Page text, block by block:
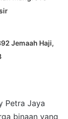
Jemaah Haji,
Petra Jaya
binaan yang